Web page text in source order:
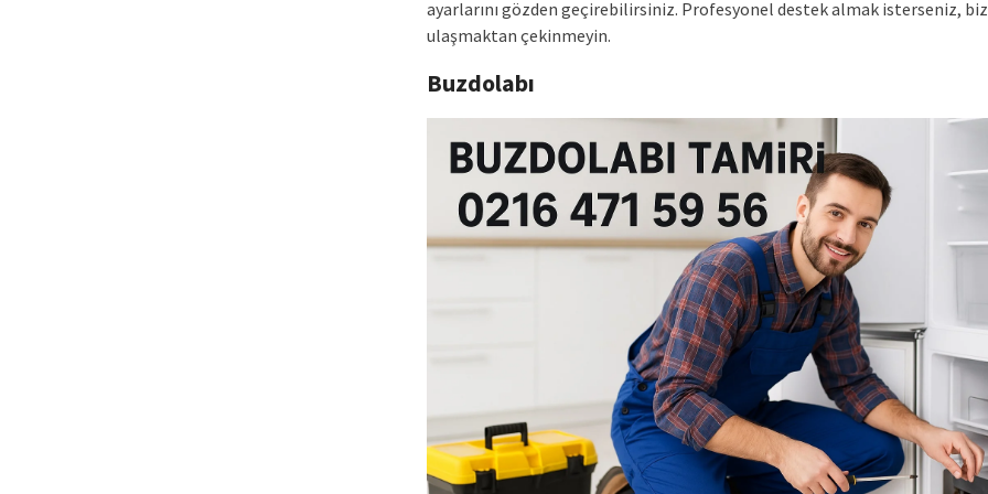
ayarlarını gözden geçirebilirsiniz. Profesyonel destek almak isterseniz,
ulaşmaktan çekinmeyin.
Buzdolabı